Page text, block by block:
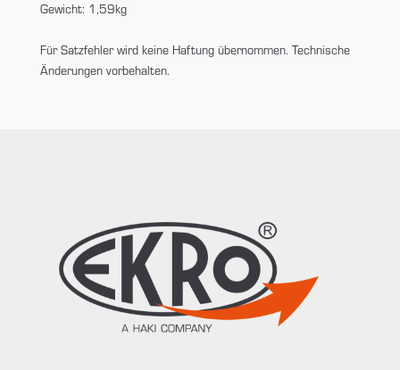
Gewicht: 1,59kg
Für Satzfehler wird keine Haftung übernommen. Technische
Änderungen vorbehalten.